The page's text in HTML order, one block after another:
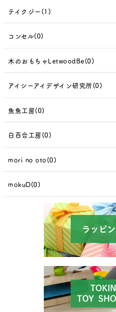
テイクジー(1)
コンセル(0)
木のおもちゃLetwoodBe(0)
アイシーアイデザイン研究所(0)
魚魚工房(0)
白百合工房(0)
mori no oto(0)
mokuD(0)